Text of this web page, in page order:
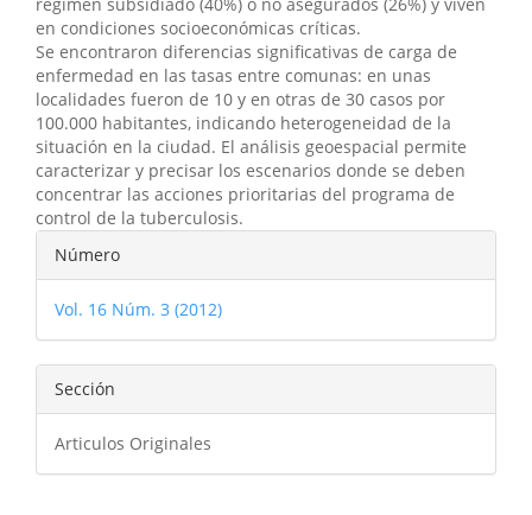
en condiciones socioeconómicas críticas.
Se encontraron diferencias significativas de carga de
enfermedad en las tasas entre comunas: en unas
localidades fueron de 10 y en otras de 30 casos por
100.000 habitantes, indicando heterogeneidad de la
situación en la ciudad. El análisis geoespacial permite
caracterizar y precisar los escenarios donde se deben
concentrar las acciones prioritarias del programa de
control de la tuberculosis.
Detalles
del
artículo
Número
Vol. 16 Núm. 3 (2012)
Sección
Articulos Originales